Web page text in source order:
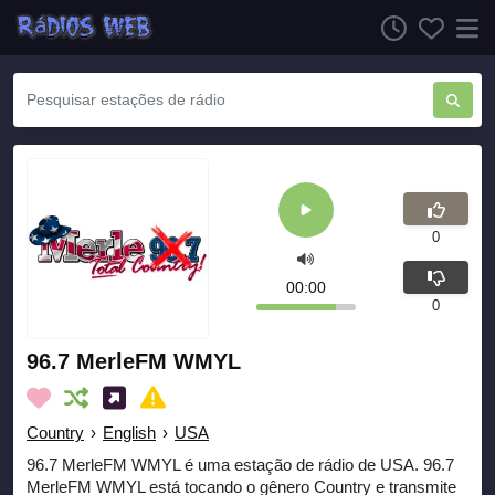
96.7 MerleFM WMYL
Country › English › USA
96.7 MerleFM WMYL é uma estação de rádio de USA. 96.7
MerleFM WMYL está tocando o gênero Country e transmite
00:00
0
0